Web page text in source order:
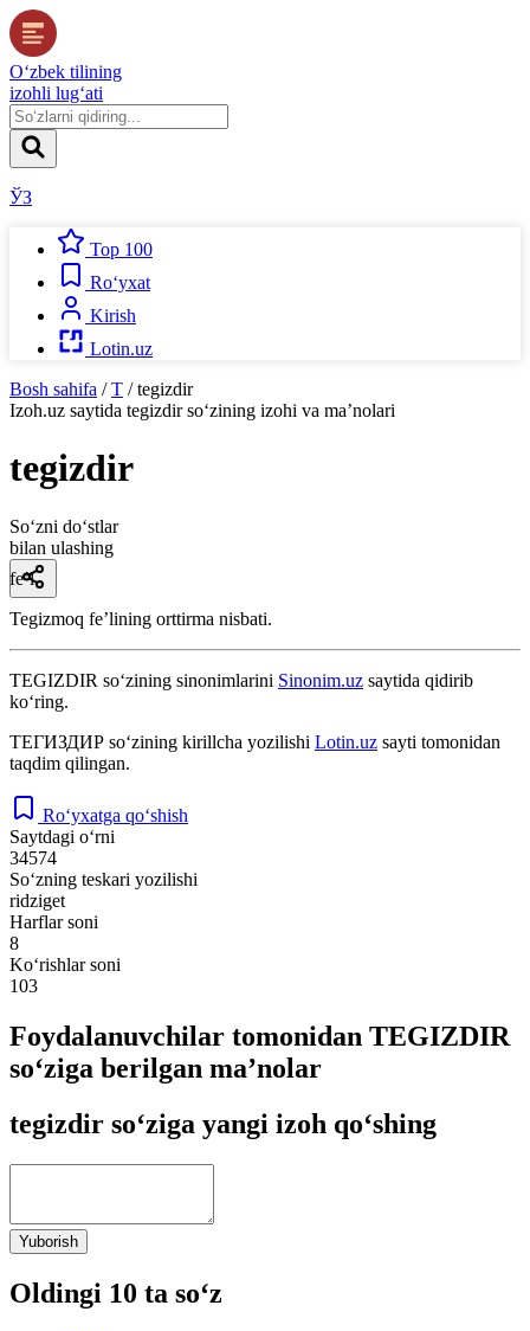
O‘zbek tilining
izohli lug‘ati
ЎЗ
Top 100
Ro‘yxat
Kirish
Lotin.uz
Bosh sahifa / T / tegizdir
Izoh.uz saytida tegizdirso‘zining izohi va ma’nolari
tegizdir
So‘zni do‘stlar
bilan ulashing
fe’l
Tegizmoq feʼlining orttirma nisbati.
TEGIZDIR so‘zining sinonimlarini Sinonim.uz saytida qidirib
ko‘ring.
ТЕГИЗДИР so‘zining kirillcha yozilishi Lotin.uz sayti tomonidan
taqdim qilingan.
Ro‘yxatga qo‘shish
Saytdagi o‘rni
34574
So‘zning teskari yozilishi
ridziget
Harflar soni
8
Ko‘rishlar soni
103
Foydalanuvchilar tomonidan TEGIZDIR
so‘ziga berilgan ma’nolar
tegizdir so‘ziga yangi izoh qo‘shing
Yuborish
Oldingi 10 ta so‘z